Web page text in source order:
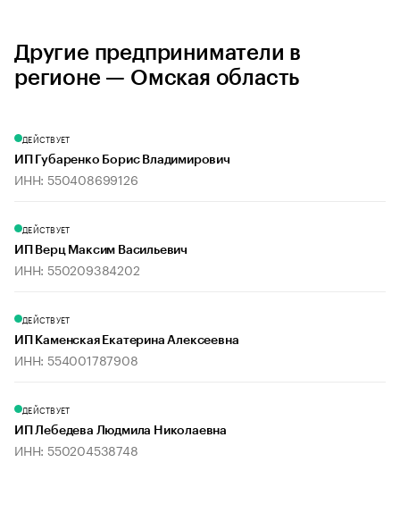
Другие предприниматели в
регионе — Омская область
ДЕЙСТВУЕТ
ИП Губаренко Борис Владимирович
ИНН: 550408699126
ДЕЙСТВУЕТ
ИП Верц Максим Васильевич
ИНН: 550209384202
ДЕЙСТВУЕТ
ИП Каменская Екатерина Алексеевна
ИНН: 554001787908
ДЕЙСТВУЕТ
ИП Лебедева Людмила Николаевна
ИНН: 550204538748